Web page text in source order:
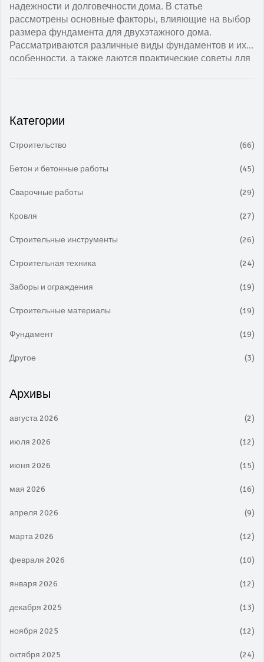
надежности и долговечности дома. В статье
рассмотрены основные факторы, влияющие на выбор
размера фундамента для двухэтажного дома.
Рассматриваются различные виды фундаментов и их
особенности, а также даются практические советы для
Категории
Строительство (66)
Бетон и бетонные работы (45)
Сварочные работы (29)
Кровля (27)
Строительные инструменты (26)
Строительная техника (24)
Заборы и ограждения (19)
Строительные материалы (19)
Фундамент (19)
Другое (3)
Архивы
августа 2026 (2)
июля 2026 (12)
июня 2026 (15)
мая 2026 (16)
апреля 2026 (9)
марта 2026 (12)
февраля 2026 (10)
января 2026 (12)
декабря 2025 (13)
ноября 2025 (12)
октября 2025 (24)